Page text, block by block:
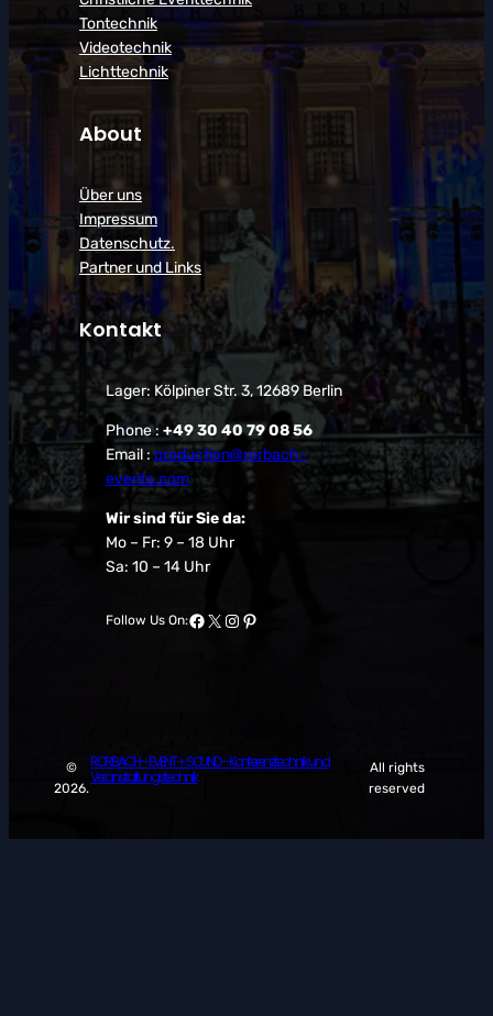
Tontechnik
Videotechnik
Lichttechnik
About
Über uns
Impressum
Datenschutz.
Partner und Links
Kontakt
Lager: Kölpiner Str. 3, 12689 Berlin
Phone : +49 30 40 79 08 56
Email : production@rorbach-
events.com
Wir sind für Sie da:
Mo – Fr: 9 – 18 Uhr
Sa: 10 – 14 Uhr
Follow Us On:Facebook
X Instagram
Pinterest
©
2026.
RORBACH – EVENT + SOUND – Konferenztechnik und
Veranstaltungstechnik
All rights
reserved